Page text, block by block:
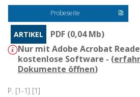
Probeseite
ARTIKEL
PDF (0,04 Mb)
Nur mit Adobe Acrobat
kostenlose Software - (
Dokumente öffnen)
P. [1-1] [1]